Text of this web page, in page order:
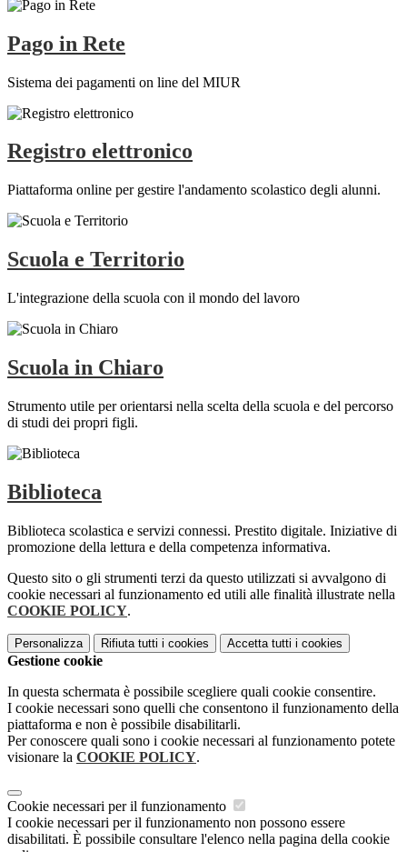
Pago in Rete
Sistema dei pagamenti on line del MIUR
Registro elettronico
Piattaforma online per gestire l'andamento scolastico degli alunni.
Scuola e Territorio
L'integrazione della scuola con il mondo del lavoro
Scuola in Chiaro
Strumento utile per orientarsi nella scelta della scuola e del percorso
di studi dei propri figli.
Biblioteca
Biblioteca scolastica e servizi connessi. Prestito digitale. Iniziative di
promozione della lettura e della competenza informativa.
Questo sito o gli strumenti terzi da questo utilizzati si avvalgono di
cookie necessari al funzionamento ed utili alle finalità illustrate nella
COOKIE POLICY.
Personalizza Rifiuta tutti i cookies Accetta tutti i cookies
Gestione cookie
In questa schermata è possibile scegliere quali cookie consentire.
I cookie necessari sono quelli che consentono il funzionamento della
piattaforma e non è possibile disabilitarli.
Per conoscere quali sono i cookie necessari al funzionamento potete
visionare la COOKIE POLICY.
Cookie necessari per il funzionamento
I cookie necessari per il funzionamento non possono essere
disabilitati. È possibile consultare l'elenco nella pagina della cookie